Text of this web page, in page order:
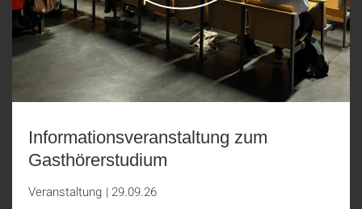
Informationsveranstaltung zum
Gasthörerstudium
Veranstaltung | 29.09.26